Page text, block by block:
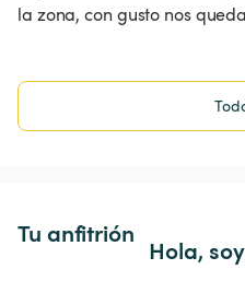
la zona, con gusto nos
Tu anfitrión
Hola,